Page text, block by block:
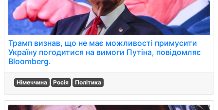
Трамп визнав, що не має можливості примусити
Україну погодитися на вимоги Путіна, повідомляє
Bloomberg.
Німеччина Росія Політика